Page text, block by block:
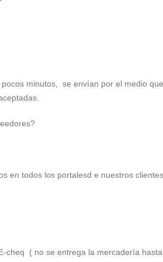
minutos, se envían por el medio
en todos los portalesd e nuestros
cheq ( no se entrega la mercadería